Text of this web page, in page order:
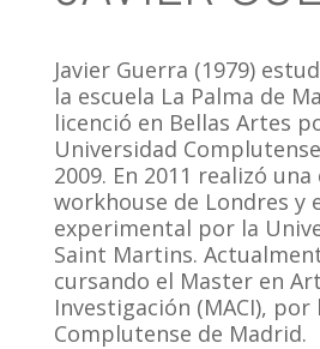
Javier Guerra (1979)
la escuela La Palma de
licenció en Bellas Artes
Universidad
2009. En 2011 realizó
workhouse de Londres y
experimental por la
Saint Martins.
cursando el Master en
Investigación (MACI),
Complutense de Madrid.